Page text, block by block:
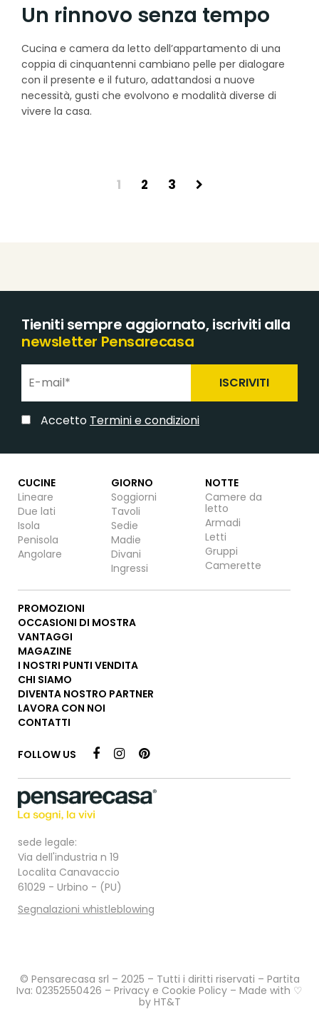
Un rinnovo senza tempo
Cucina e camera da letto dell’appartamento di una
coppia di cinquantenni cambiano pelle per dialogare
con il presente e il futuro, adattandosi a nuove
necessità, gusti che evolvono e modalità diverse di
vivere la casa.
1 2 3
Tieniti sempre aggiornato, iscriviti alla
newsletter Pensarecasa
ISCRIVITI
Accetto Termini e condizioni
CUCINE
Lineare
Due lati
Isola
Penisola
Angolare
GIORNO
Soggiorni
Tavoli
Sedie
Madie
Divani
Ingressi
NOTTE
Camere da
letto
Armadi
Letti
Gruppi
Camerette
PROMOZIONI
OCCASIONI DI MOSTRA
VANTAGGI
MAGAZINE
I NOSTRI PUNTI VENDITA
CHI SIAMO
DIVENTA NOSTRO PARTNER
LAVORA CON NOI
CONTATTI
FOLLOW US
sede legale:
Via dell'industria n 19
Localita Canavaccio
61029 - Urbino - (PU)
Segnalazioni whistleblowing
© Pensarecasa srl – 2025 – Tutti i diritti riservati – Partita
Iva: 02352550426 – Privacy e Cookie Policy – Made with ♡
by HT&T